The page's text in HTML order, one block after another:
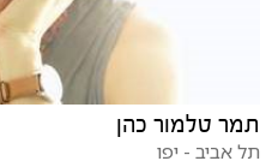
תמר טלמור כהן
תל אביב - יפו